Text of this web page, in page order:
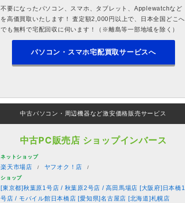
不要になったパソコン、スマホ、タブレット、Applewatchなど
を高価買取いたします！ 査定額2,000円以上で、日本全国どこへ
でも無料で宅配回収に伺います！（※離島等一部地域を除く）
パソコン・スマホ宅配買取サービスへ
中古パソコン・周辺機器など激安価格販売サービス
中古PC販売店 ショップインバース
ネットショップ
楽天市場店 ヤフオク！店
ショップ
[東京都]秋葉原1号店 / 秋葉原2号店 / 高田馬場店 [大阪府]日本橋1
号店 / モバイル館日本橋店 [愛知県]名古屋店 [北海道]札幌店